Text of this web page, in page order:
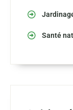
Santé